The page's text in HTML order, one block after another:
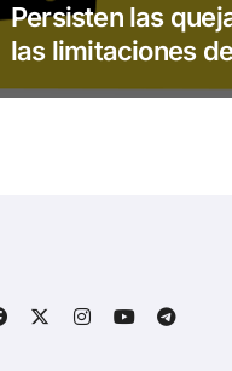
Persisten las
las limitaciones
servicio 113 de